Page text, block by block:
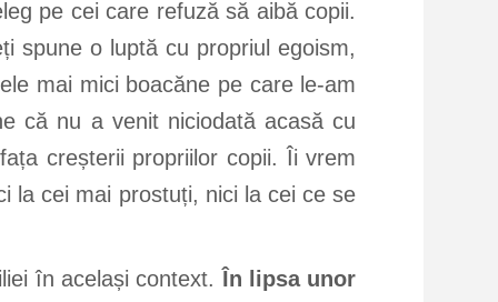
pe cei care refuză să aibă copii.
spune o luptă cu propriul egoism,
mai mici boacăne pe care le-am
că nu a venit niciodată acasă cu
creșterii propriilor copii. Îi vrem
la cei mai prostuți, nici la cei ce se
în același context. În lipsa unor